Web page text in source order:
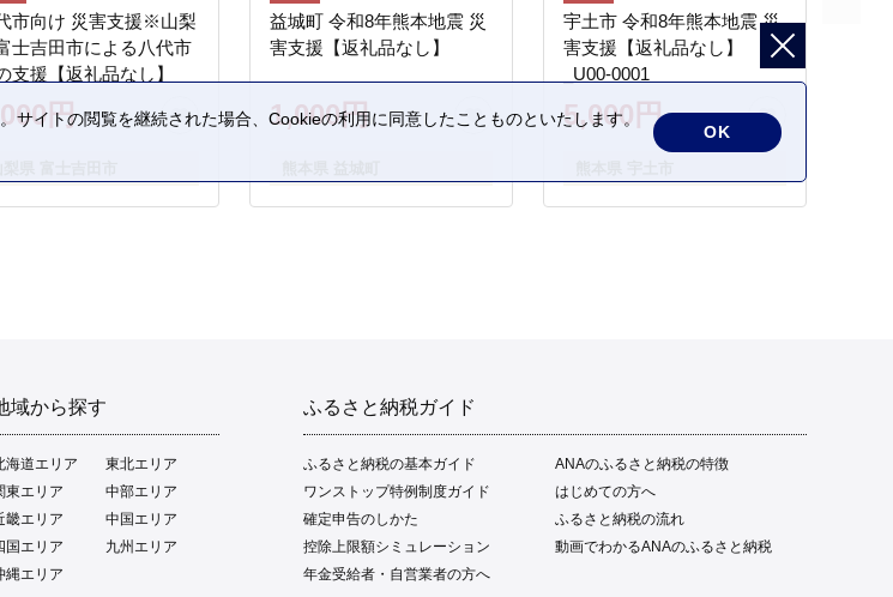
市向け 災害支援※山梨
士吉田市による八代市
支援【返礼品なし】
円
益城町 令和8年熊本地震 災
害支援【返礼品なし】
1,000円
宇土市 令和8年熊本地震 災
害支援【返礼品なし】
_U00-0001
5,000円
域から探す
海道エリア
東北エリア
東エリア
中部エリア
畿エリア
中国エリア
国エリア
九州エリア
縄エリア
ふるさと納税ガイド
ふるさと納税の基本ガイド
ANAのふるさと納税の特徴
ワンストップ特例制度ガイド
はじめての方へ
確定申告のしかた
ふるさと納税の流れ
控除上限額シミュレーション
動画でわかるANAのふるさと納税
年金受給者・自営業者の方へ
イトの閲覧を継続された場合、Cookieの利用に同意したことものといたします。
OK